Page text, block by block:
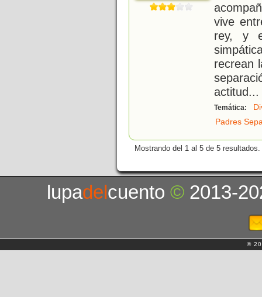
vive
rey, y
recrean
actitud...
Temática:
Padres
Mostrando del 1 al 5 de 5 resultados.
lupadelcuento© 2013-
©